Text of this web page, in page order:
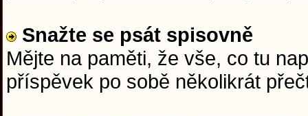
Snažte se psát spisovně
Mějte na paměti, že vše, co tu
příspěvek po sobě několikrát